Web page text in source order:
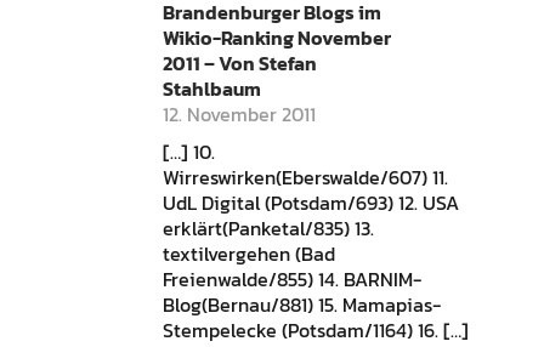
Brandenburger Blogs im
Wikio-Ranking November
2011 – Von Stefan
Stahlbaum
12. November 2011
[…] 10.
Wirreswirken(Eberswalde/607) 11.
UdL Digital (Potsdam/693) 12. USA
erklärt(Panketal/835) 13.
textilvergehen (Bad
Freienwalde/855) 14. BARNIM-
Blog(Bernau/881) 15. Mamapias-
Stempelecke (Potsdam/1164) 16. […]